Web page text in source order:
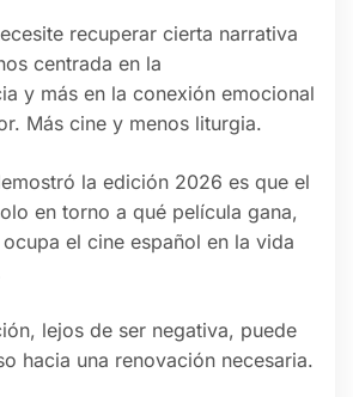
recuperar cierta narrativa
centrada en la
y más en la conexión emocional
Más cine y menos liturgia.
la edición 2026 es que el
en torno a qué película gana,
el cine español en la vida
lejos de ser negativa, puede
hacia una renovación necesaria.